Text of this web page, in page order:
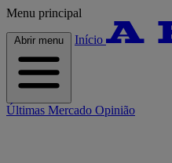
Menu principal
Abrir menu Início
Últimas Mercado Opinião